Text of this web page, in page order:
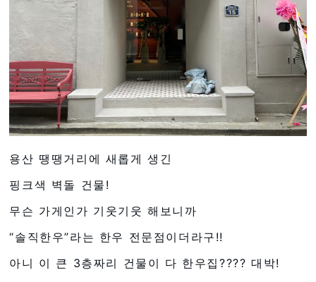
용산 땡땡거리에 새롭게 생긴
핑크색 벽돌 건물!
무슨 가게인가 기웃기웃 해보니까
“솔직한우”라는 한우 전문점이더라구!!
아니 이 큰 3층짜리 건물이 다 한우집???? 대박!